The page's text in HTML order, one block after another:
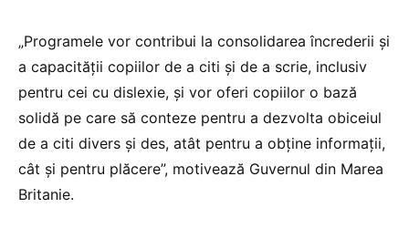
„Programele vor contribui la consolidarea încrederii și
a capacității copiilor de a citi și de a scrie, inclusiv
pentru cei cu dislexie, și vor oferi copiilor o bază
solidă pe care să conteze pentru a dezvolta obiceiul
de a citi divers și des, atât pentru a obține informații,
cât și pentru plăcere”, motivează Guvernul din Marea
Britanie.